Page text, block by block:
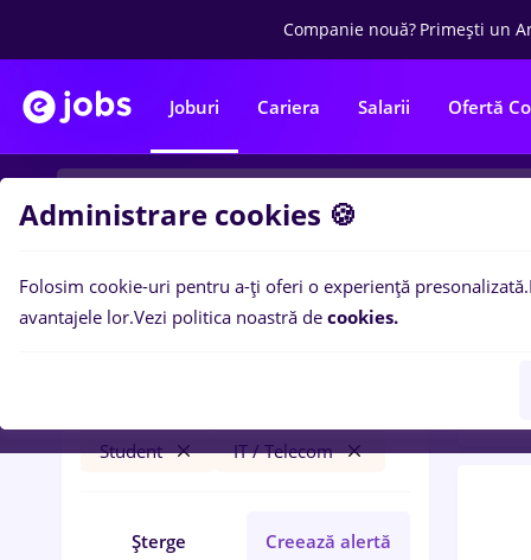
Companie nouă? Primești un
Joburi Cariera Salarii Ofertă
Filtre
Student
IT / Telecom
Șterge Creează alertă
0
Administrare cookies 🍪
Folosim cookie-uri pentru a-ți oferi o experiență presonalizată.
avantajele lor.Vezi politica noastră de cookies.